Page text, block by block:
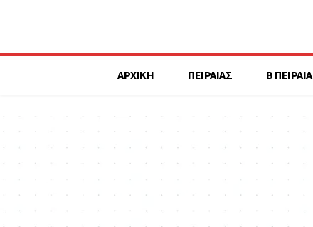
ΑΡΧΙΚΗ ΠΕΙΡΑΙΑΣ Β ΠΕΙΡΑΙΑ